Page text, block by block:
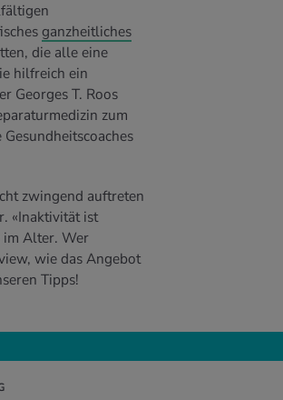
ganzheitliches
die alle eine
hilfreich ein
Georges T. Roos
zum
zwingend auftreten
«Inaktivität ist
im Alter. Wer
wie das Angebot
Tipps!